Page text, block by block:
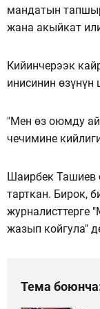
мандатын
жана акыйкат
Кийинчерээк
инисинин
"Мен өз оюмду
чечимине
Шаирбек Ташиев
тарткан. Бирок,
журналисттерге
жазып койгула"
Тема